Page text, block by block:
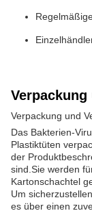
Verpackung
Verpackung und
Das Bakterien-
Plastiktüten
der
sind.Sie werden
Kartonschachtel
Um
es über einen